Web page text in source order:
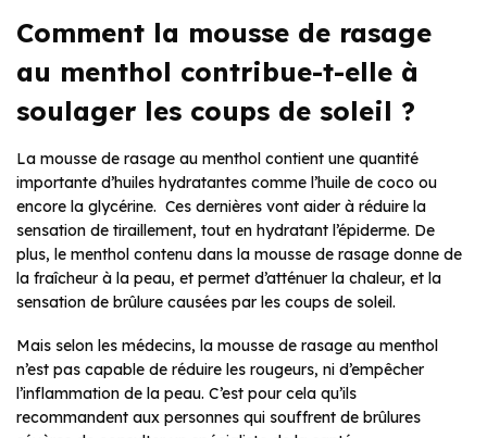
Comment la mousse de rasage
au menthol contribue-t-elle à
soulager les coups de soleil ?
La mousse de rasage au menthol contient une quantité
importante d’huiles hydratantes comme l’huile de coco ou
encore la glycérine. Ces dernières vont aider à réduire la
sensation de tiraillement, tout en hydratant l’épiderme. De
plus, le menthol contenu dans la mousse de rasage donne de
la fraîcheur à la peau, et permet d’atténuer la chaleur, et la
sensation de brûlure causées par les coups de soleil.
Mais selon les médecins, la mousse de rasage au menthol
n’est pas capable de réduire les rougeurs, ni d’empêcher
l’inflammation de la peau. C’est pour cela qu’ils
recommandent aux personnes qui souffrent de brûlures